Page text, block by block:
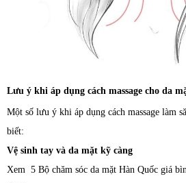
Lưu ý khi áp dụng cách massage cho da
Một số lưu ý khi áp dụng cách massage làm
biết:
Vệ sinh tay và da mặt kỹ càng
Xem 5 Bộ chăm sóc da mặt Hàn Quốc giá